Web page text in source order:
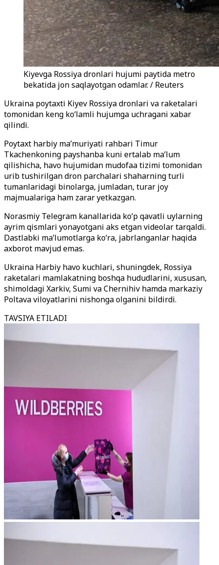
Kiyevga Rossiya dronlari hujumi paytida metro
bekatida jon saqlayotgan odamlar. / Reuters
Ukraina poytaxti Kiyev Rossiya dronlari va raketalari
tomonidan keng ko‘lamli hujumga uchragani xabar
qilindi.
Poytaxt harbiy ma’muriyati rahbari Timur
Tkachenkoning payshanba kuni ertalab ma’lum
qilishicha, havo hujumidan mudofaa tizimi tomonidan
urib tushirilgan dron parchalari shaharning turli
tumanlaridagi binolarga, jumladan, turar joy
majmualariga ham zarar yetkazgan.
Norasmiy Telegram kanallarida ko‘p qavatli uylarning
ayrim qismlari yonayotgani aks etgan videolar tarqaldi.
Dastlabki ma’lumotlarga ko‘ra, jabrlanganlar haqida
axborot mavjud emas.
Ukraina Harbiy havo kuchlari, shuningdek, Rossiya
raketalari mamlakatning boshqa hududlarini, xususan,
shimoldagi Xarkiv, Sumi va Chernihiv hamda markaziy
Poltava viloyatlarini nishonga olganini bildirdi.
TAVSIYA ETILADI